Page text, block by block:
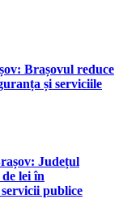
Brașovul reduce
și serviciile
Județul
lei în
publice